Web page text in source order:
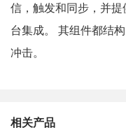
信，触发和同步，并
台集成。 其组件都结
冲击。
相关产品